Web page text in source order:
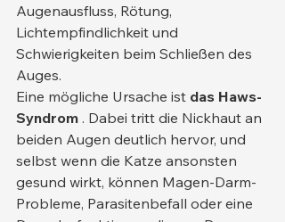
Augenausfluss, Rötung,
Lichtempfindlichkeit und
Schwierigkeiten beim Schließen des
Auges.
Eine mögliche Ursache ist das Haws-
Syndrom . Dabei tritt die Nickhaut an
beiden Augen deutlich hervor, und
selbst wenn die Katze ansonsten
gesund wirkt, können Magen-Darm-
Probleme, Parasitenbefall oder eine